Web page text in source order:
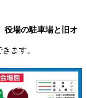
役場の駐車場と旧オ
ます。